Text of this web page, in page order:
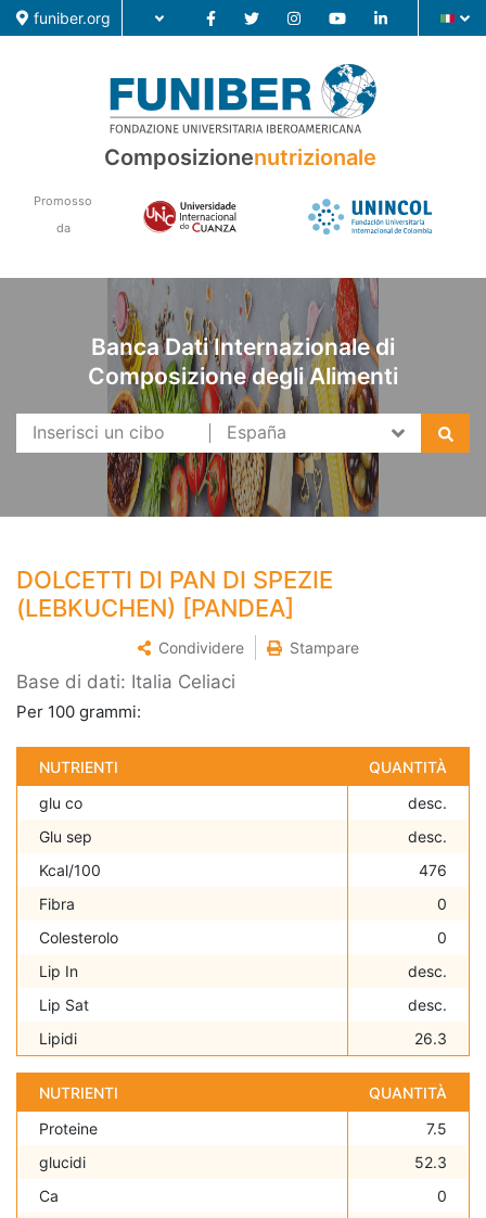
funiber.org
Composizione nutrizionale
Ricerca
Composizionenutrizionale
Promosso
da
Banca Dati Internazionale di
Composizione degli Alimenti
DOLCETTI DI PAN DI SPEZIE
(LEBKUCHEN) [PANDEA]
Condividere Stampare
Base di dati: Italia Celiaci
Per 100 grammi:
NUTRIENTI
QUANTITÀ
glu co
desc.
Glu sep
desc.
Kcal/100
476
Fibra
0
Colesterolo
0
Lip In
desc.
Lip Sat
desc.
Lipidi
26.3
NUTRIENTI
QUANTITÀ
Proteine
7.5
glucidi
52.3
Ca
0